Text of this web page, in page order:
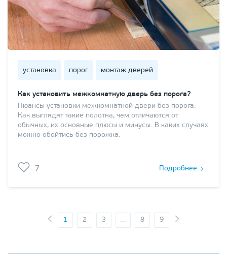
установка порог монтаж дверей
Как установить межкомнатную дверь без порога?
Нюансы установки межкомнатной двери без порога.
Как выглядят такие полотна, чем отличаются от
обычных, их основные плюсы и минусы. В каких случаях
можно обойтись без порожка.
7 Подробнее
1 2 3 ... 8 9